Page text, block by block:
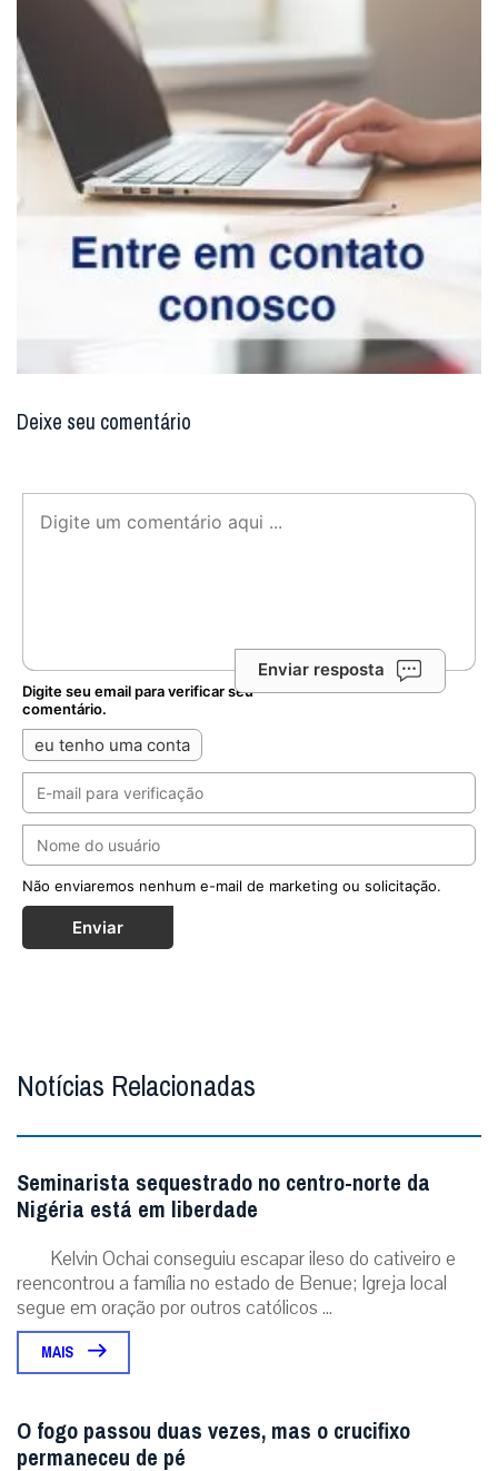
Deixe seu comentário
Enviar resposta
Digite seu email para verificar seu
comentário.
eu tenho uma conta
Não enviaremos nenhum e-mail de marketing ou solicitação.
Enviar
Notícias Relacionadas
Seminarista sequestrado no centro-norte da
Nigéria está em liberdade
Kelvin Ochai conseguiu escapar ileso do cativeiro e
reencontrou a família no estado de Benue; Igreja local
segue em oração por outros católicos ...
MAIS
O fogo passou duas vezes, mas o crucifixo
permaneceu de pé